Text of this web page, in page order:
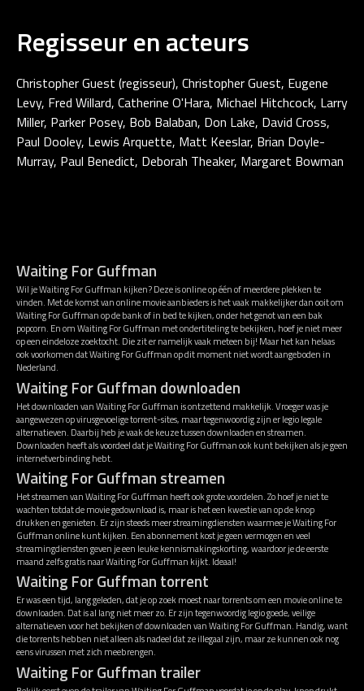
Regisseur en acteurs
Christopher Guest (regisseur), Christopher Guest, Eugene
Levy, Fred Willard, Catherine O'Hara, Michael Hitchcock, Larry
Miller, Parker Posey, Bob Balaban, Don Lake, David Cross,
Paul Dooley, Lewis Arquette, Matt Keeslar, Brian Doyle-
Murray, Paul Benedict, Deborah Theaker, Margaret Bowman
Waiting For Guffman
Wil je Waiting For Guffman kijken? Deze is online op één of meerdere plekken te
vinden. Met de komst van online movie aanbieders is het vaak makkelijker dan ooit om
Waiting For Guffman op de bank of in bed te kijken, onder het genot van een bak
popcorn. En om Waiting For Guffman met ondertiteling te bekijken, hoef je niet meer
op een eindeloze zoektocht. Die zit er namelijk vaak meteen bij! Maar het kan helaas
ook voorkomen dat Waiting For Guffman op dit moment niet wordt aangeboden in
Nederland.
Waiting For Guffman downloaden
Het downloaden van Waiting For Guffman is ontzettend makkelijk. Vroeger was je
aangewezen op virusgevoelige torrent-sites, maar tegenwoordig zijn er legio legale
alternatieven. Daarbij heb je vaak de keuze tussen downloaden en streamen.
Downloaden heeft als voordeel dat je Waiting For Guffman ook kunt bekijken als je geen
internetverbinding hebt.
Waiting For Guffman streamen
Het streamen van Waiting For Guffman heeft ook grote voordelen. Zo hoef je niet te
wachten totdat de movie gedownload is, maar is het een kwestie van op de knop
drukken en genieten. Er zijn steeds meer streamingdiensten waarmee je Waiting For
Guffman online kunt kijken. Een abonnement kost je geen vermogen en veel
streamingdiensten geven je een leuke kennismakingskorting, waardoor je de eerste
maand zelfs gratis naar Waiting For Guffman kijkt. Ideaal!
Waiting For Guffman torrent
Er was een tijd, lang geleden, dat je op zoek moest naar torrents om een movie online te
downloaden. Dat is al lang niet meer zo. Er zijn tegenwoordig legio goede, veilige
alternatieven voor het bekijken of downloaden van Waiting For Guffman. Handig, want
die torrents hebben niet alleen als nadeel dat ze illegaal zijn, maar ze kunnen ook nog
eens virussen met zich meebrengen.
Waiting For Guffman trailer